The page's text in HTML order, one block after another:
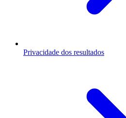
Privacidade dos resultados